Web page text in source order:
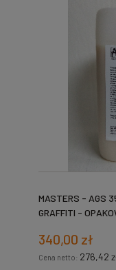
MASTERS - AGS
GRAFFITI -
340,00 zł
Cena netto: 276,42